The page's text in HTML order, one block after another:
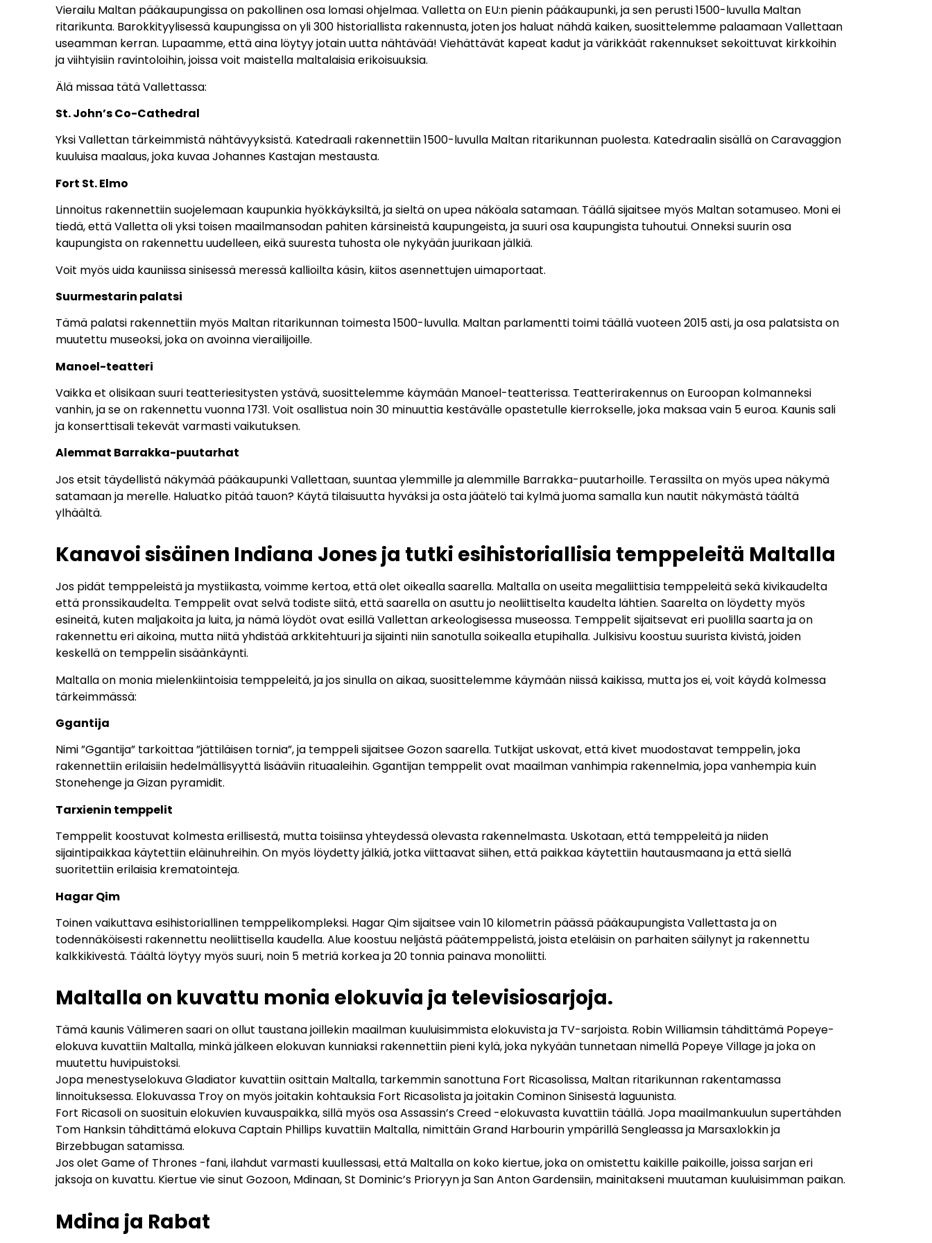
Vierailu Maltan pääkaupungissa on pakollinen osa lomasi ohjelmaa. Valletta on EU:n pienin pääkaupunki, ja sen perusti 1500-luvulla Maltan
ritarikunta. Barokkityylisessä kaupungissa on yli 300 historiallista rakennusta, joten jos haluat nähdä kaiken, suosittelemme palaamaan Vallettaan
useamman kerran. Lupaamme, että aina löytyy jotain uutta nähtävää! Viehättävät kapeat kadut ja värikkäät rakennukset sekoittuvat kirkkoihin
ja viihtyisiin ravintoloihin, joissa voit maistella maltalaisia erikoisuuksia.
Älä missaa tätä Vallettassa:
St. John’s Co-Cathedral
Yksi Vallettan tärkeimmistä nähtävyyksistä. Katedraali rakennettiin 1500-luvulla Maltan ritarikunnan puolesta. Katedraalin sisällä on Caravaggion
kuuluisa maalaus, joka kuvaa Johannes Kastajan mestausta.
Fort St. Elmo
Linnoitus rakennettiin suojelemaan kaupunkia hyökkäyksiltä, ja sieltä on upea näköala satamaan. Täällä sijaitsee myös Maltan sotamuseo. Moni ei
tiedä, että Valletta oli yksi toisen maailmansodan pahiten kärsineistä kaupungeista, ja suuri osa kaupungista tuhoutui. Onneksi suurin osa
kaupungista on rakennettu uudelleen, eikä suuresta tuhosta ole nykyään juurikaan jälkiä.
Voit myös uida kauniissa sinisessä meressä kallioilta käsin, kiitos asennettujen uimaportaat.
Suurmestarin palatsi
Tämä palatsi rakennettiin myös Maltan ritarikunnan toimesta 1500-luvulla. Maltan parlamentti toimi täällä vuoteen 2015 asti, ja osa palatsista on
muutettu museoksi, joka on avoinna vierailijoille.
Manoel-teatteri
Vaikka et olisikaan suuri teatteriesitysten ystävä, suosittelemme käymään Manoel-teatterissa. Teatterirakennus on Euroopan kolmanneksi
vanhin, ja se on rakennettu vuonna 1731. Voit osallistua noin 30 minuuttia kestävälle opastetulle kierrokselle, joka maksaa vain 5 euroa. Kaunis sali
ja konserttisali tekevät varmasti vaikutuksen.
Alemmat Barrakka-puutarhat
Jos etsit täydellistä näkymää pääkaupunki Vallettaan, suuntaa ylemmille ja alemmille Barrakka-puutarhoille. Terassilta on myös upea näkymä
satamaan ja merelle. Haluatko pitää tauon? Käytä tilaisuutta hyväksi ja osta jäätelö tai kylmä juoma samalla kun nautit näkymästä täältä
ylhäältä.
Kanavoi sisäinen Indiana Jones ja tutki esihistoriallisia temppeleitä Maltalla
Jos pidät temppeleistä ja mystiikasta, voimme kertoa, että olet oikealla saarella. Maltalla on useita megaliittisia temppeleitä sekä kivikaudelta
että pronssikaudelta. Temppelit ovat selvä todiste siitä, että saarella on asuttu jo neoliittiselta kaudelta lähtien. Saarelta on löydetty myös
esineitä, kuten maljakoita ja luita, ja nämä löydöt ovat esillä Vallettan arkeologisessa museossa. Temppelit sijaitsevat eri puolilla saarta ja on
rakennettu eri aikoina, mutta niitä yhdistää arkkitehtuuri ja sijainti niin sanotulla soikealla etupihalla. Julkisivu koostuu suurista kivistä, joiden
keskellä on temppelin sisäänkäynti.
Maltalla on monia mielenkiintoisia temppeleitä, ja jos sinulla on aikaa, suosittelemme käymään niissä kaikissa, mutta jos ei, voit käydä kolmessa
tärkeimmässä:
Ggantija
Nimi ”Ggantija” tarkoittaa ”jättiläisen tornia”, ja temppeli sijaitsee Gozon saarella. Tutkijat uskovat, että kivet muodostavat temppelin, joka
rakennettiin erilaisiin hedelmällisyyttä lisääviin rituaaleihin. Ggantijan temppelit ovat maailman vanhimpia rakennelmia, jopa vanhempia kuin
Stonehenge ja Gizan pyramidit.
Tarxienin temppelit
Temppelit koostuvat kolmesta erillisestä, mutta toisiinsa yhteydessä olevasta rakennelmasta. Uskotaan, että temppeleitä ja niiden
sijaintipaikkaa käytettiin eläinuhreihin. On myös löydetty jälkiä, jotka viittaavat siihen, että paikkaa käytettiin hautausmaana ja että siellä
suoritettiin erilaisia krematointeja.
Hagar Qim
Toinen vaikuttava esihistoriallinen temppelikompleksi. Hagar Qim sijaitsee vain 10 kilometrin päässä pääkaupungista Vallettasta ja on
todennäköisesti rakennettu neoliittisella kaudella. Alue koostuu neljästä päätemppelistä, joista eteläisin on parhaiten säilynyt ja rakennettu
kalkkikivestä. Täältä löytyy myös suuri, noin 5 metriä korkea ja 20 tonnia painava monoliitti.
Maltalla on kuvattu monia elokuvia ja televisiosarjoja.
Tämä kaunis Välimeren saari on ollut taustana joillekin maailman kuuluisimmista elokuvista ja TV-sarjoista. Robin Williamsin tähdittämä Popeye-
elokuva kuvattiin Maltalla, minkä jälkeen elokuvan kunniaksi rakennettiin pieni kylä, joka nykyään tunnetaan nimellä Popeye Village ja joka on
muutettu huvipuistoksi.
Jopa menestyselokuva Gladiator kuvattiin osittain Maltalla, tarkemmin sanottuna Fort Ricasolissa, Maltan ritarikunnan rakentamassa
linnoituksessa. Elokuvassa Troy on myös joitakin kohtauksia Fort Ricasolista ja joitakin Cominon Sinisestä laguunista.
Fort Ricasoli on suosituin elokuvien kuvauspaikka, sillä myös osa Assassin’s Creed -elokuvasta kuvattiin täällä. Jopa maailmankuulun supertähden
Tom Hanksin tähdittämä elokuva Captain Phillips kuvattiin Maltalla, nimittäin Grand Harbourin ympärillä Sengleassa ja Marsaxlokkin ja
Birzebbugan satamissa.
Jos olet Game of Thrones -fani, ilahdut varmasti kuullessasi, että Maltalla on koko kiertue, joka on omistettu kaikille paikoille, joissa sarjan eri
jaksoja on kuvattu. Kiertue vie sinut Gozoon, Mdinaan, St Dominic’s Prioryyn ja San Anton Gardensiin, mainitakseni muutaman kuuluisimman paikan.
Mdina ja Rabat